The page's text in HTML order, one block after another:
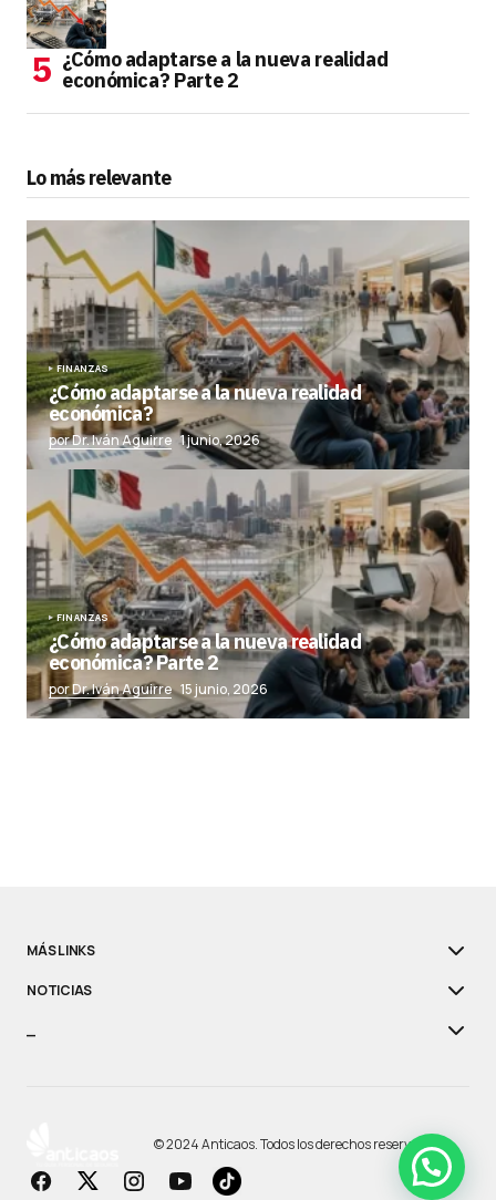
¿Cómo adaptarse a la nueva realidad
económica? Parte 2
Lo más relevante
FINANZAS
¿Cómo adaptarse a la nueva realidad
económica?
por Dr. Iván Aguirre 1 junio, 2026
FINANZAS
¿Cómo adaptarse a la nueva realidad
económica? Parte 2
por Dr. Iván Aguirre 15 junio, 2026
MÁS LINKS
NOTICIAS
_
© 2024 Anticaos. Todos los derechos reservados